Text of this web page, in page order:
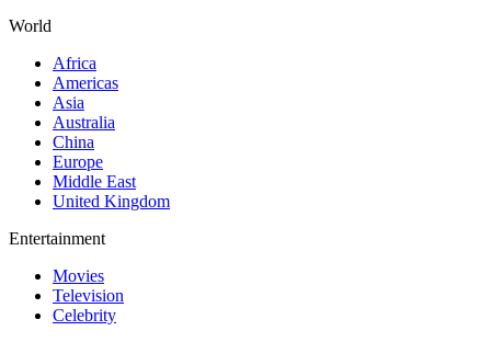
World
Africa
Americas
Asia
Australia
China
Europe
Middle East
United Kingdom
Entertainment
Movies
Television
Celebrity